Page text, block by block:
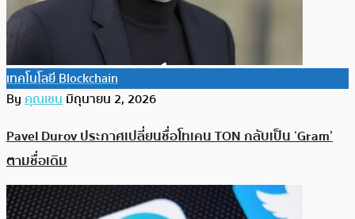
เทคโนโลยี Blockchain
Byคุณเชนมิถุนายน 2, 2026
Pavel Durov ประกาศเปลี่ยนชื่อโทเคน TON กลับเป็น ‘Gram’
ตามชื่อเดิม